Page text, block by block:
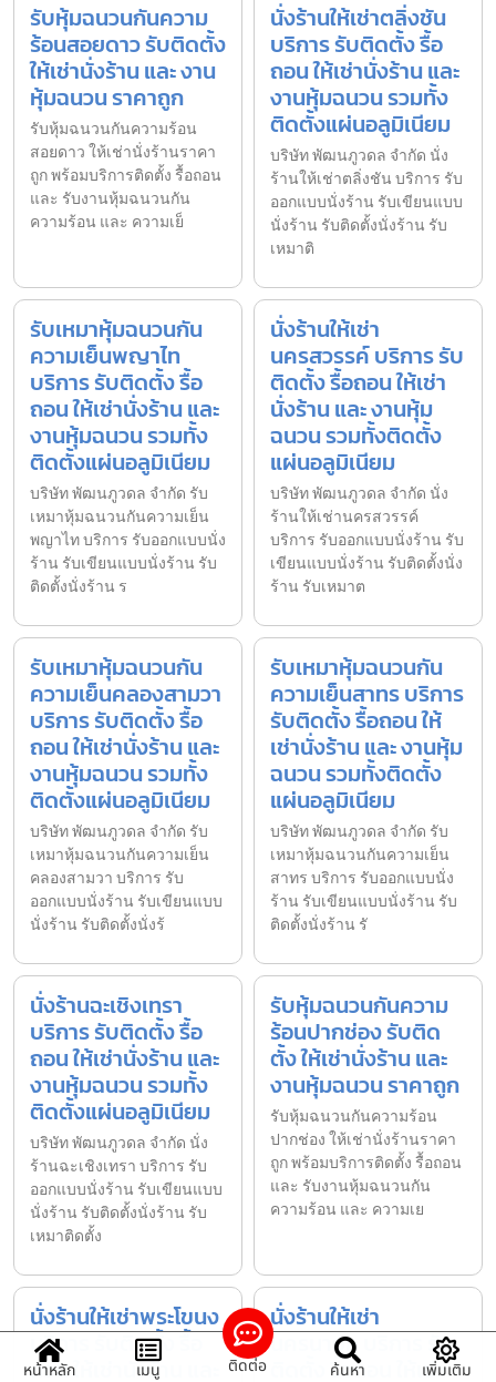
รับหุ้มฉนวนกันความ
ร้อนสอยดาว รับติดตั้ง
ให้เช่านั่งร้าน และ งาน
หุ้มฉนวน ราคาถูก
รับหุ้มฉนวนกันความร้อน
สอยดาว ให้เช่านั่งร้านราคา
ถูก พร้อมบริการติดตั้ง รื้อถอน
และ รับงานหุ้มฉนวนกัน
ความร้อน และ ความเย็
นั่งร้านให้เช่าตลิ่งชัน
บริการ รับติดตั้ง รื้อ
ถอน ให้เช่านั่งร้าน และ
งานหุ้มฉนวน รวมทั้ง
ติดตั้งแผ่นอลูมิเนียม
บริษัท พัฒนภูวดล จำกัด นั่ง
ร้านให้เช่าตลิ่งชัน บริการ รับ
ออกแบบนั่งร้าน รับเขียนแบบ
นั่งร้าน รับติดตั้งนั่งร้าน รับ
เหมาติ
รับเหมาหุ้มฉนวนกัน
ความเย็นพญาไท
บริการ รับติดตั้ง รื้อ
ถอน ให้เช่านั่งร้าน และ
งานหุ้มฉนวน รวมทั้ง
ติดตั้งแผ่นอลูมิเนียม
บริษัท พัฒนภูวดล จำกัด รับ
เหมาหุ้มฉนวนกันความเย็น
พญาไท บริการ รับออกแบบนั่ง
ร้าน รับเขียนแบบนั่งร้าน รับ
ติดตั้งนั่งร้าน ร
นั่งร้านให้เช่า
นครสวรรค์ บริการ รับ
ติดตั้ง รื้อถอน ให้เช่า
นั่งร้าน และ งานหุ้ม
ฉนวน รวมทั้งติดตั้ง
แผ่นอลูมิเนียม
บริษัท พัฒนภูวดล จำกัด นั่ง
ร้านให้เช่านครสวรรค์
บริการ รับออกแบบนั่งร้าน รับ
เขียนแบบนั่งร้าน รับติดตั้งนั่ง
ร้าน รับเหมาต
รับเหมาหุ้มฉนวนกัน
ความเย็นคลองสามวา
บริการ รับติดตั้ง รื้อ
ถอน ให้เช่านั่งร้าน และ
งานหุ้มฉนวน รวมทั้ง
ติดตั้งแผ่นอลูมิเนียม
บริษัท พัฒนภูวดล จำกัด รับ
เหมาหุ้มฉนวนกันความเย็น
คลองสามวา บริการ รับ
ออกแบบนั่งร้าน รับเขียนแบบ
นั่งร้าน รับติดตั้งนั่งร้
รับเหมาหุ้มฉนวนกัน
ความเย็นสาทร บริการ
รับติดตั้ง รื้อถอน ให้
เช่านั่งร้าน และ งานหุ้ม
ฉนวน รวมทั้งติดตั้ง
แผ่นอลูมิเนียม
บริษัท พัฒนภูวดล จำกัด รับ
เหมาหุ้มฉนวนกันความเย็น
สาทร บริการ รับออกแบบนั่ง
ร้าน รับเขียนแบบนั่งร้าน รับ
ติดตั้งนั่งร้าน รั
นั่งร้านฉะเชิงเทรา
บริการ รับติดตั้ง รื้อ
ถอน ให้เช่านั่งร้าน และ
งานหุ้มฉนวน รวมทั้ง
ติดตั้งแผ่นอลูมิเนียม
บริษัท พัฒนภูวดล จำกัด นั่ง
ร้านฉะเชิงเทรา บริการ รับ
ออกแบบนั่งร้าน รับเขียนแบบ
นั่งร้าน รับติดตั้งนั่งร้าน รับ
เหมาติดตั้ง
รับหุ้มฉนวนกันความ
ร้อนปากช่อง รับติด
ตั้ง ให้เช่านั่งร้าน และ
งานหุ้มฉนวน ราคาถูก
รับหุ้มฉนวนกันความร้อน
ปากช่อง ให้เช่านั่งร้านราคา
ถูก พร้อมบริการติดตั้ง รื้อถอน
และ รับงานหุ้มฉนวนกัน
ความร้อน และ ความเย
นั่งร้านให้เช่าพระโขนง
บริการ รับติดตั้ง รื้อ
ถอน ให้เช่านั่งร้าน และ
นั่งร้านให้เช่า
นครนายก บริการ รับ
ติดตั้ง รื้อถอน ให้เช่า
หน้าหลัก เมนู ติดต่อ ค้นหา เพิ่มเติม